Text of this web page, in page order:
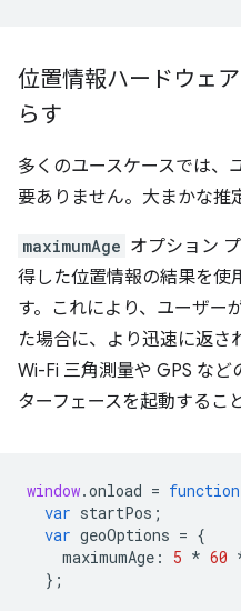
位置情報ハードウェ
らす
多くのユースケースでは、
要ありません。大まかな推
maximumAge オプション
得した位置情報の結果を使
す。これにより、ユーザー
た場合に、より迅速に返さ
Wi-Fi 三角測量や GPS な
ターフェースを起動するこ
window.onload = function
var startPos ;
var geoOptions = {
maximumAge : 5 * 60
};